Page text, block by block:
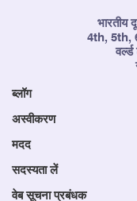
भारतीय
4th, 5th,
ब्लॉग
अस्वीकरण
मदद
सदस्यता लें
वेब सूचना प्रबंधक